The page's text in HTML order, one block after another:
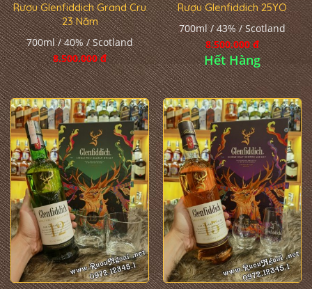
Rượu Glenfiddich Grand Cru
23 Năm
700ml / 40% / Scotland
8.500.000 đ
Rượu Glenfiddich 25YO
700ml / 43% / Scotland
8.500.000 đ
Hết Hàng